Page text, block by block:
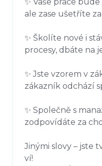
ale zase ušetříte
✨ Školíte nové i
procesy, dbáte na
✨ Jste vzorem v
zákazník odchází
✨ Společně s
zodpovídáte za
Jinými slovy – jste
ví!